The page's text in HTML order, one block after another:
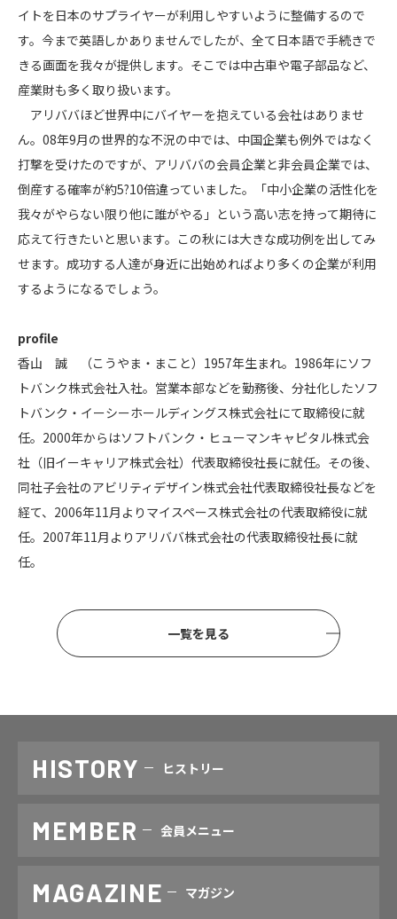
イトを日本のサプライヤーが利用しやすいように整備するので
す。今まで英語しかありませんでしたが、全て日本語で手続きで
きる画面を我々が提供します。そこでは中古車や電子部品など、
産業財も多く取り扱います。
アリババほど世界中にバイヤーを抱えている会社はありませ
ん。08年9月の世界的な不況の中では、中国企業も例外ではなく
打撃を受けたのですが、アリババの会員企業と非会員企業では、
倒産する確率が約5?10倍違っていました。「中小企業の活性化を
我々がやらない限り他に誰がやる」という高い志を持って期待に
応えて行きたいと思います。この秋には大きな成功例を出してみ
せます。成功する人達が身近に出始めればより多くの企業が利用
するようになるでしょう。
profile
香山 誠 （こうやま・まこと）1957年生まれ。1986年にソフ
トバンク株式会社入社。営業本部などを勤務後、分社化したソフ
トバンク・イーシーホールディングス株式会社にて取締役に就
任。2000年からはソフトバンク・ヒューマンキャピタル株式会
社（旧イーキャリア株式会社）代表取締役社長に就任。その後、
同社子会社のアビリティデザイン株式会社代表取締役社長などを
経て、2006年11月よりマイスペース株式会社の代表取締役に就
任。2007年11月よりアリババ株式会社の代表取締役社長に就
任。
一覧を見る
HISTORY ヒストリー
MEMBER 会員メニュー
MAGAZINE マガジン